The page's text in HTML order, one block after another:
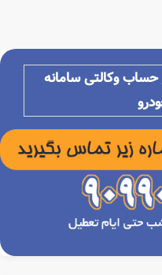
حساب وکالتی سامانه